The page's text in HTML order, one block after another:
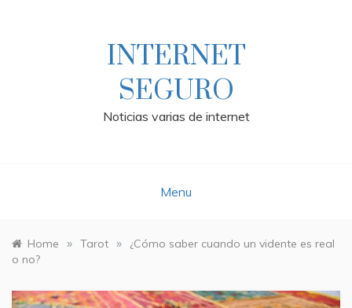
INTERNET
SEGURO
Noticias varias de internet
Menu
Home » Tarot »
¿Cómo saber cuando un vidente es real
o no?